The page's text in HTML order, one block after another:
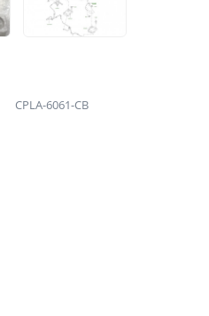
CPLA-6061-CB